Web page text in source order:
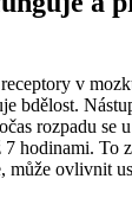
v
bdělost.
rozpadu se
hodinami. To
může ovlivnit